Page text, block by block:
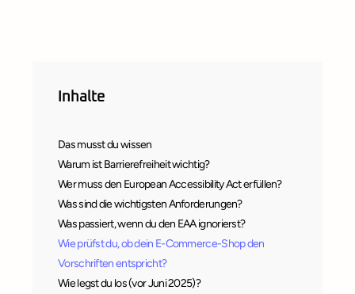
Inhalte
Das musst du wissen
Warum ist Barrierefreiheit wichtig?
Wer muss den European Accessibility Act erfüllen?
Was sind die wichtigsten Anforderungen?
Was passiert, wenn du den EAA ignorierst?
Wie prüfst du, ob dein E-Commerce-Shop den
Vorschriften entspricht?
Wie legst du los (vor Juni 2025)?